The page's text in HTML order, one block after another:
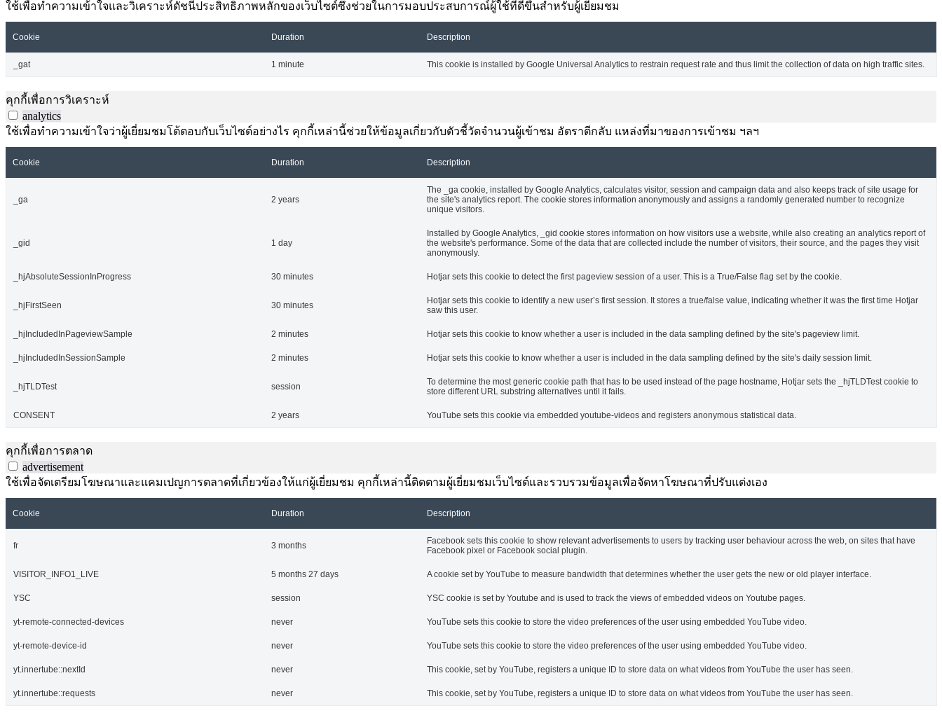
ใช้เพื่อทำความเข้าใจและวิเคราะห์ดัชนีประสิทธิภาพหลักของเว็บไซต์ซึ่งช่วยในการมอบประสบการณ์ผู้ใช้ที่ดีขึ้นสำหรับผู้เยี่ยมชม
Cookie Duration Description
_gat 1 minute This cookie is installed by Google Universal Analytics to restrain request rate and thus limit the collection of data on high traffic sites.
คุกกี้เพื่อการวิเคราะห์
analytics
ใช้เพื่อทำความเข้าใจว่าผู้เยี่ยมชมโต้ตอบกับเว็บไซต์อย่างไร คุกกี้เหล่านี้ช่วยให้ข้อมูลเกี่ยวกับตัวชี้วัดจำนวนผู้เข้าชม อัตราตีกลับ แหล่งที่มาของการเข้าชม ฯลฯ
Cookie Duration Description
_ga 2 years
The _ga cookie, installed by Google Analytics, calculates visitor, session and campaign data and also keeps track of site usage for
the site's analytics report. The cookie stores information anonymously and assigns a randomly generated number to recognize
unique visitors.
_gid 1 day
Installed by Google Analytics, _gid cookie stores information on how visitors use a website, while also creating an analytics report of
the website's performance. Some of the data that are collected include the number of visitors, their source, and the pages they visit
anonymously.
_hjAbsoluteSessionInProgress 30 minutes Hotjar sets this cookie to detect the first pageview session of a user. This is a True/False flag set by the cookie.
_hjFirstSeen 30 minutes
Hotjar sets this cookie to identify a new user’s first session. It stores a true/false value, indicating whether it was the first time Hotjar
saw this user.
_hjIncludedInPageviewSample 2 minutes Hotjar sets this cookie to know whether a user is included in the data sampling defined by the site's pageview limit.
_hjIncludedInSessionSample 2 minutes Hotjar sets this cookie to know whether a user is included in the data sampling defined by the site's daily session limit.
_hjTLDTest session
To determine the most generic cookie path that has to be used instead of the page hostname, Hotjar sets the _hjTLDTest cookie to
store different URL substring alternatives until it fails.
CONSENT 2 years YouTube sets this cookie via embedded youtube-videos and registers anonymous statistical data.
คุกกี้เพื่อการตลาด
advertisement
ใช้เพื่อจัดเตรียมโฆษณาและแคมเปญการตลาดที่เกี่ยวข้องให้แก่ผู้เยี่ยมชม คุกกี้เหล่านี้ติดตามผู้เยี่ยมชมเว็บไซต์และรวบรวมข้อมูลเพื่อจัดหาโฆษณาที่ปรับแต่งเอง
Cookie Duration Description
fr 3 months
Facebook sets this cookie to show relevant advertisements to users by tracking user behaviour across the web, on sites that have
Facebook pixel or Facebook social plugin.
VISITOR_INFO1_LIVE 5 months 27 days A cookie set by YouTube to measure bandwidth that determines whether the user gets the new or old player interface.
YSC session YSC cookie is set by Youtube and is used to track the views of embedded videos on Youtube pages.
yt-remote-connected-devices never YouTube sets this cookie to store the video preferences of the user using embedded YouTube video.
yt-remote-device-id never YouTube sets this cookie to store the video preferences of the user using embedded YouTube video.
yt.innertube::nextId never This cookie, set by YouTube, registers a unique ID to store data on what videos from YouTube the user has seen.
yt.innertube::requests never This cookie, set by YouTube, registers a unique ID to store data on what videos from YouTube the user has seen.